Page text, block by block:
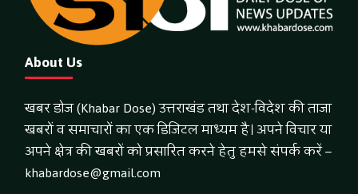
About Us
खबर डोज (Khabar Dose) उत्तराखंड तथा देश-विदेश की ताजा
खबरों व समाचारों का एक डिजिटल माध्यम है। अपने विचार या
अपने क्षेत्र की खबरों को प्रसारित करने हेतु हमसे संपर्क करें –
khabardose@gmail.com